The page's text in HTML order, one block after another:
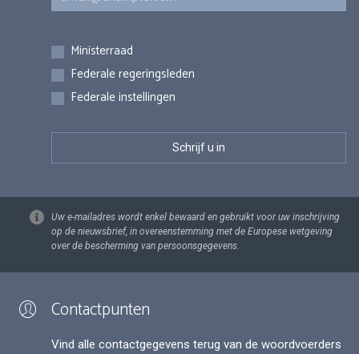
Inschrijvingen
Ministerraad
Federale regeringsleden
Federale instellingen
Uw e-mailadres wordt enkel bewaard en gebruikt voor uw inschrijving
op de nieuwsbrief, in overeenstemming met de Europese wetgeving
over de bescherming van persoonsgegevens.
Contactpunten
Vind alle contactgegevens terug van de woordvoerders